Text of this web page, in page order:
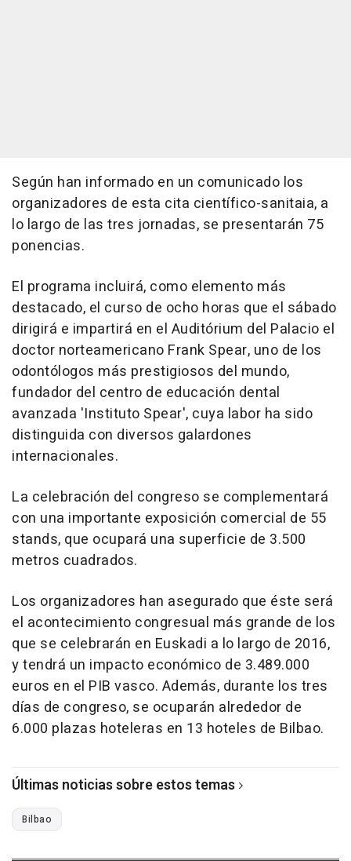
Según han informado en un comunicado los
organizadores de esta cita científico-sanitaia, a
lo largo de las tres jornadas, se presentarán 75
ponencias.
El programa incluirá, como elemento más
destacado, el curso de ocho horas que el sábado
dirigirá e impartirá en el Auditórium del Palacio el
doctor norteamericano Frank Spear, uno de los
odontólogos más prestigiosos del mundo,
fundador del centro de educación dental
avanzada 'Instituto Spear', cuya labor ha sido
distinguida con diversos galardones
internacionales.
La celebración del congreso se complementará
con una importante exposición comercial de 55
stands, que ocupará una superficie de 3.500
metros cuadrados.
Los organizadores han asegurado que éste será
el acontecimiento congresual más grande de los
que se celebrarán en Euskadi a lo largo de 2016,
y tendrá un impacto económico de 3.489.000
euros en el PIB vasco. Además, durante los tres
días de congreso, se ocuparán alrededor de
6.000 plazas hoteleras en 13 hoteles de Bilbao.
Últimas noticias sobre estos temas
Bilbao